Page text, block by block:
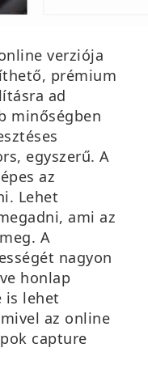
verziója
prémium
ad
minőségben
egyszerű. A
az
Lehet
ami az
A
nagyon
honlap
is lehet
az online
capture